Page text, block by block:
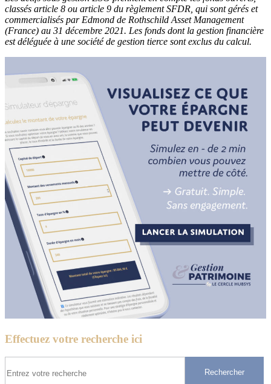
classés article 8 ou article 9 du règlement SFDR, qui sont gérés et
commercialisés par Edmond de Rothschild Asset Management
(France) au 31 décembre 2021. Les fonds dont la gestion financière
est déléguée à une société de gestion tierce sont exclus du calcul.
Effectuez votre recherche ici